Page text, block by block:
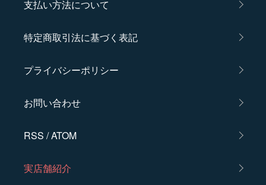
支払い方法について
特定商取引法に基づく表記
プライバシーポリシー
お問い合わせ
RSS /ATOM
実店舗紹介